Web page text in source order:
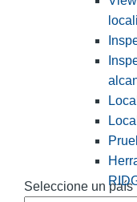
Seleccione un país